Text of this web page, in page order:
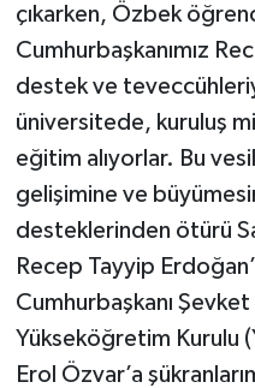
çıkarken, Özbek
Cumhurbaşkanımız
destek ve
üniversitede, kuruluş
eğitim alıyorlar. Bu
gelişimine ve
desteklerinden ötürü
Recep Tayyip
Cumhurbaşkanı
Yükseköğretim Kurulu
Erol Özvar’a